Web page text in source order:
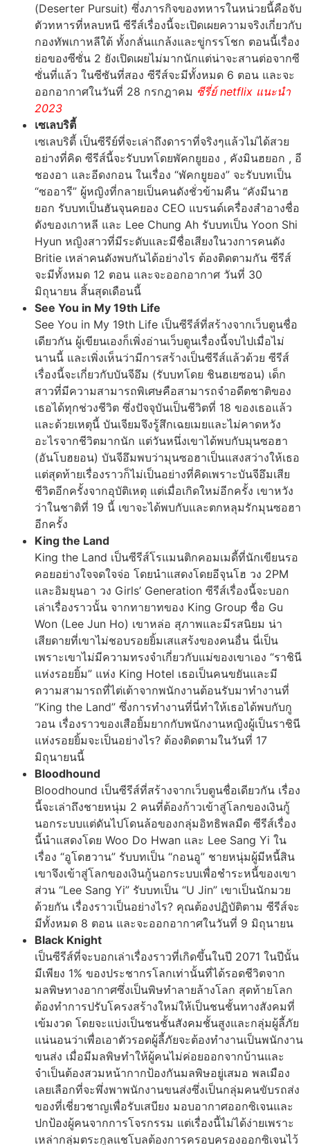
(Deserter Pursuit) ซึ่งภารกิจของทหารในหน่วยนี้คือจับ
ตัวทหารที่หลบหนี ซีรีส์เรื่องนี้จะเปิดเผยความจริงเกี่ยวกับ
กองทัพเกาหลีใต้ ทั้งกลั่นแกล้งและขู่กรรโชก ตอนนี้เรื่อง
ย่อของซีซั่น 2 ยังเปิดเผยไม่มากนักแต่น่าจะสานต่อจากซี
ซั่นที่แล้ว ในซีซันที่สอง ซีรีส์จะมีทั้งหมด 6 ตอน และจะ
ออกอากาศในวันที่ 28 กรกฎาคม ซีรี่ย์ netflix แนะนํา
2023
เซเลบริตี้
เซเลบริตี้ เป็นซีรีย์ที่จะเล่าถึงดาราที่จริงๆแล้วไม่ได้สวย
อย่างที่คิด ซีรีส์นี้จะรับบทโดยพัคกยูยอง , คังมินฮยอก , อี
ชองอา และอีดงกอน ในเรื่อง “พัคกยูยอง” จะรับบทเป็น
“ซออารี” ผู้หญิงที่กลายเป็นคนดังชั่วข้ามคืน “คังมีนาฮ
ยอก รับบทเป็นฮันจุนคยอง CEO แบรนด์เครื่องสำอางชื่อ
ดังของเกาหลี และ Lee Chung Ah รับบทเป็น Yoon Shi
Hyun หญิงสาวที่มีระดับและมีชื่อเสียงในวงการคนดัง
Britie เหล่าคนดังพบกันได้อย่างไร ต้องติดตามกัน ซีรีส์
จะมีทั้งหมด 12 ตอน และจะออกอากาศ วันที่ 30
มิถุนายน สิ้นสุดเดือนนี้
See You in My 19th Life
See You in My 19th Life เป็นซีรีส์ที่สร้างจากเว็บตูนชื่อ
เดียวกัน ผู้เขียนเองก็เพิ่งอ่านเว็บตูนเรื่องนี้จบไปเมื่อไม่
นานนี้ และเพิ่งเห็นว่ามีการสร้างเป็นซีรีส์แล้วด้วย ซีรีส์
เรื่องนี้จะเกี่ยวกับบันจีอึม (รับบทโดย ชินฮเยซอน) เด็ก
สาวที่มีความสามารถพิเศษคือสามารถจำอดีตชาติของ
เธอได้ทุกช่วงชีวิต ซึ่งปัจจุบันเป็นชีวิตที่ 18 ของเธอแล้ว
และด้วยเหตุนี้ บันเจียมจึงรู้สึกเฉยเมยและไม่คาดหวัง
อะไรจากชีวิตมากนัก แต่วันหนึ่งเขาได้พบกับมุนซอฮา
(อันโบฮยอน) บันจีอึมพบว่ามุนซอฮาเป็นแสงสว่างให้เธอ
แต่สุดท้ายเรื่องราวก็ไม่เป็นอย่างที่คิดเพราะบันจีอึมเสีย
ชีวิตอีกครั้งจากอุบัติเหตุ แต่เมื่อเกิดใหม่อีกครั้ง เขาหวัง
ว่าในชาติที่ 19 นี้ เขาจะได้พบกับและตกหลุมรักมุนซอฮา
อีกครั้ง
King the Land
King the Land เป็นซีรีส์โรแมนติกคอมเมดี้ที่นักเขียนรอ
คอยอย่างใจจดใจจ่อ โดยนำแสดงโดยอีจุนโฮ วง 2PM
และอิมยุนอา วง Girls’ Generation ซีรีส์เรื่องนี้จะบอก
เล่าเรื่องราวนั้น จากทายาทของ King Group ชื่อ Gu
Won (Lee Jun Ho) เขาหล่อ สุภาพและมีรสนิยม น่า
เสียดายที่เขาไม่ชอบรอยยิ้มเสแสร้งของคนอื่น นี่เป็น
เพราะเขาไม่มีความทรงจำเกี่ยวกับแม่ของเขาเอง “ราชินี
แห่งรอยยิ้ม” แห่ง King Hotel เธอเป็นคนขยันและมี
ความสามารถที่ไต่เต้าจากพนักงานต้อนรับมาทำงานที่
“King the Land” ซึ่งการทำงานที่นี่ทำให้เธอได้พบกับกู
วอน เรื่องราวของเสือยิ้มยากกับพนักงานหญิงผู้เป็นราชินี
แห่งรอยยิ้มจะเป็นอย่างไร? ต้องติดตามในวันที่ 17
มิถุนายนนี้
Bloodhound
Bloodhound เป็นซีรีส์ที่สร้างจากเว็บตูนชื่อเดียวกัน เรื่อง
นี้จะเล่าถึงชายหนุ่ม 2 คนที่ต้องก้าวเข้าสู่โลกของเงินกู้
นอกระบบแต่ดันไปโดนล้อของกลุ่มอิทธิพลมืด ซีรีส์เรื่อง
นี้นำแสดงโดย Woo Do Hwan และ Lee Sang Yi ใน
เรื่อง “อูโดฮวาน” รับบทเป็น “กอนอู” ชายหนุ่มผู้มีหนี้สิน
เขาจึงเข้าสู่โลกของเงินกู้นอกระบบเพื่อชำระหนี้ของเขา
ส่วน “Lee Sang Yi” รับบทเป็น “U Jin” เขาเป็นนักมวย
ด้วยกัน เรื่องราวเป็นอย่างไร? คุณต้องปฏิบัติตาม ซีรีส์จะ
มีทั้งหมด 8 ตอน และจะออกอากาศในวันที่ 9 มิถุนายน
Black Knight
เป็นซีรีส์ที่จะบอกเล่าเรื่องราวที่เกิดขึ้นในปี 2071 ในปีนั้น
มีเพียง 1% ของประชากรโลกเท่านั้นที่ได้รอดชีวิตจาก
มลพิษทางอากาศซึ่งเป็นพิษทำลายล้างโลก สุดท้ายโลก
ต้องทำการปรับโครงสร้างใหม่ให้เป็นชนชั้นทางสังคมที่
เข้มงวด โดยจะแบ่งเป็นชนชั้นสังคมชั้นสูงและกลุ่มผู้ลี้ภัย
แน่นอนว่าเพื่อเอาตัวรอดผู้ลี้ภัยจะต้องทำงานเป็นพนักงาน
ขนส่ง เมื่อมีมลพิษทำให้ผู้คนไม่ค่อยออกจากบ้านและ
จำเป็นต้องสวมหน้ากากป้องกันมลพิษอยู่เสมอ พลเมือง
เลยเลือกที่จะพึ่งพาพนักงานขนส่งซึ่งเป็นกลุ่มคนขับรถส่ง
ของที่เชี่ยวชาญเพื่อรับเสบียง มอบอากาศออกซิเจนและ
ปกป้องผู้คนจากการโจรกรรม แต่เรื่องนี้ไม่ได้ง่ายเพราะ
เหล่ากลุ่มตระกูลแชโบลต้องการครอบครองออกซิเจนไว้